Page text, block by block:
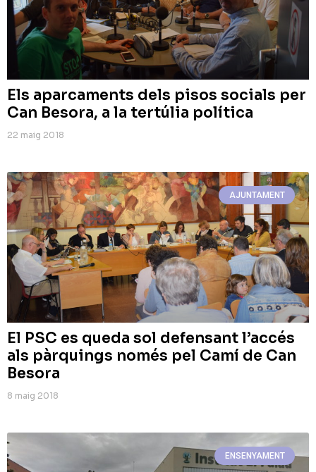
Els aparcaments dels pisos socials per
Can Besora, a la tertúlia política
22 maig 2018
AJUNTAMENT
El PSC es queda sol defensant l’accés
als pàrquings només pel Camí de Can
Besora
8 maig 2018
ENSENYAMENT